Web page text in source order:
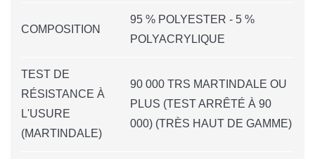
COMPOSITION
95 % POLYESTER - 5 %
POLYACRYLIQUE
TEST DE
RÉSISTANCE À
L'USURE
(MARTINDALE)
90 000 TRS MARTINDALE OU
PLUS (TEST ARRÊTÉ À 90
000) (TRÈS HAUT DE GAMME)